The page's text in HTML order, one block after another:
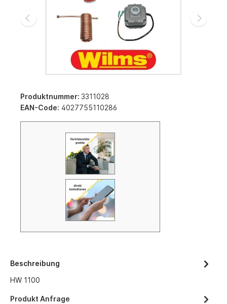
Produktnummer: 3311028
EAN-Code: 4027755110286
Beschreibung
HW 1100
Produkt Anfrage